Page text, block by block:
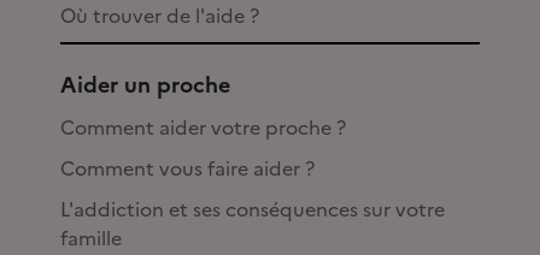
Où trouver de l'aide ?
Aider un proche
Comment aider votre proche ?
Comment vous faire aider ?
L'addiction et ses conséquences sur votre
famille